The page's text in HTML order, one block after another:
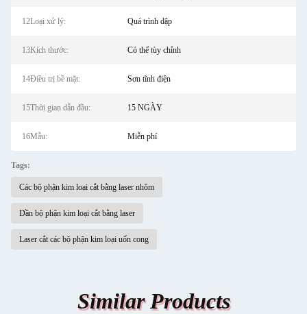
12Loại xử lý: Quá trình dập
13Kích thước: Có thể tùy chỉnh
14Điều trị bề mặt: Sơn tĩnh điện
15Thời gian dẫn đầu: 15 NGÀY
16Mẫu: Miễn phí
Tags:
Các bộ phận kim loại cắt bằng laser nhôm
Dần bộ phận kim loại cắt bằng laser
Laser cắt các bộ phận kim loại uốn cong
Similar Products